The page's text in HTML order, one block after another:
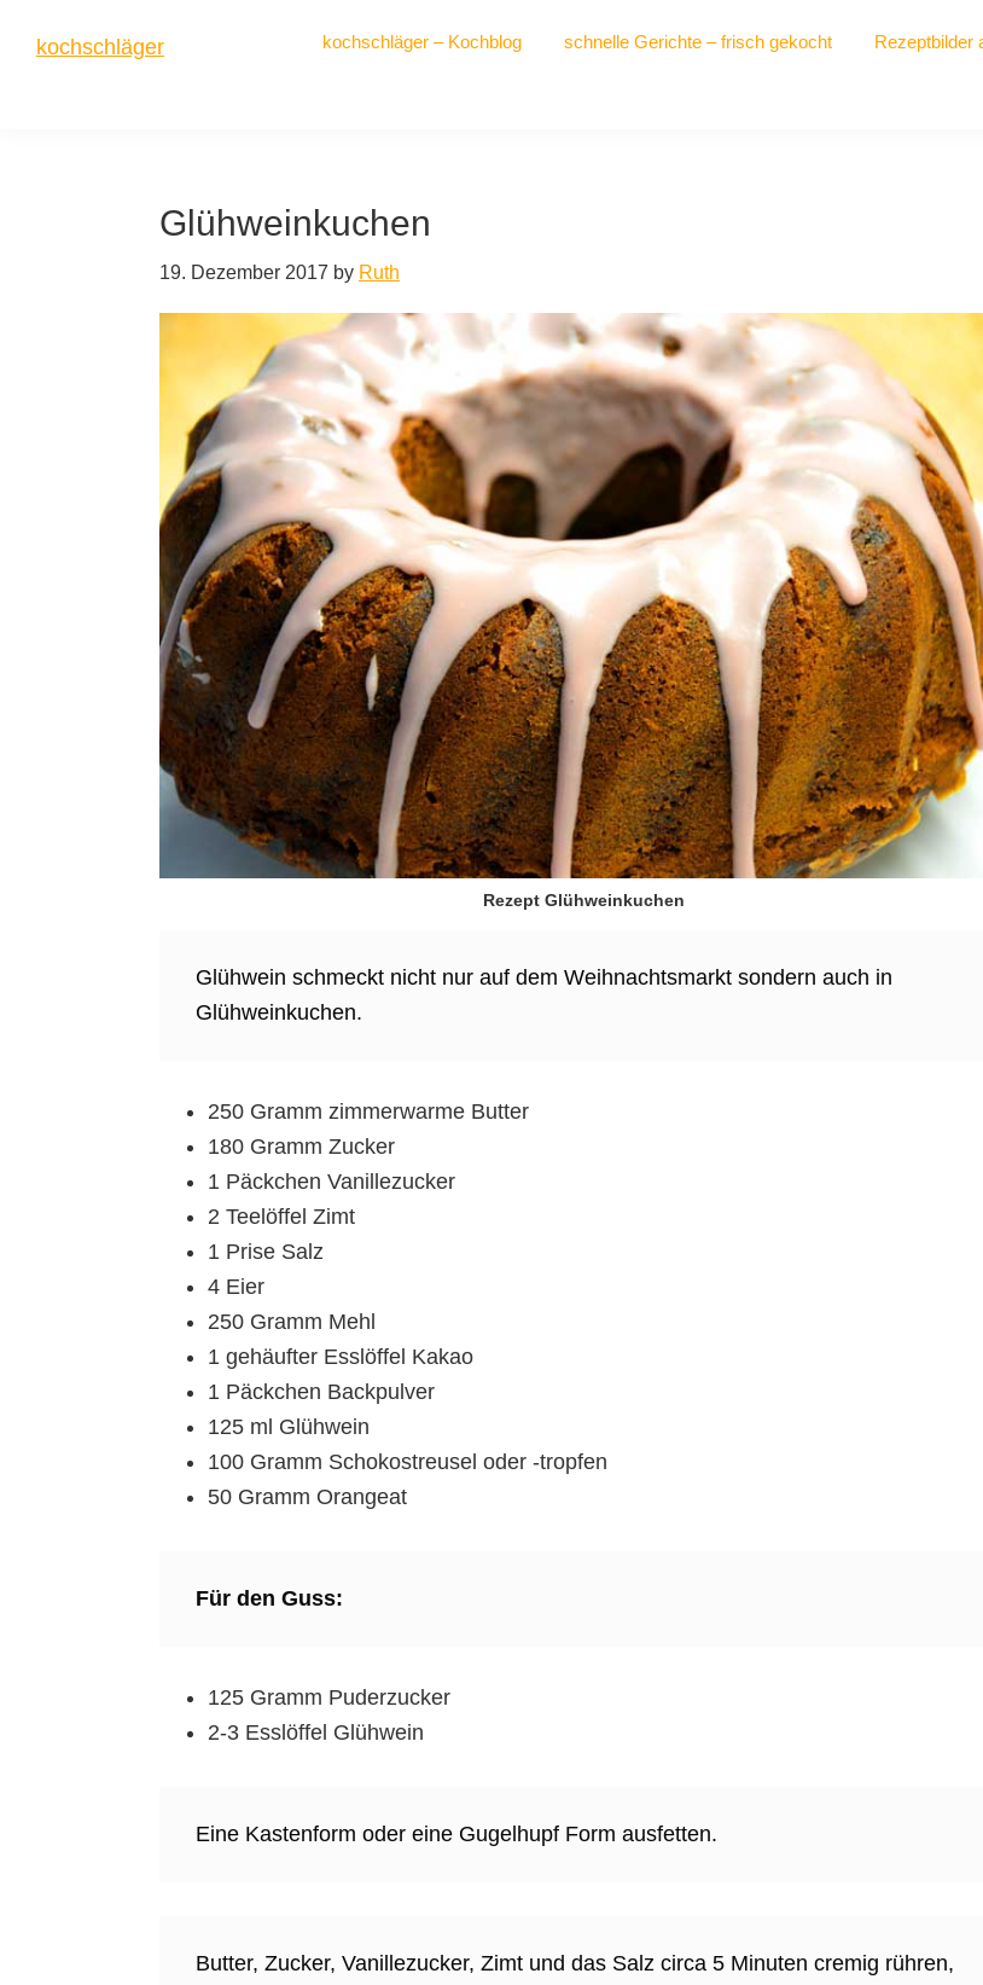
Hauptnavigation
Inhalt
Seitenspalte
kochschläger kochschläger – Kochblog schnelle Gerichte – frisch gekocht Rezeptbilder
Glühweinkuchen
19. Dezember 2017 by Ruth
Rezept Glühweinkuchen
Glühwein schmeckt nicht nur auf dem Weihnachtsmarkt sondern auch in
Glühweinkuchen.
250 Gramm zimmerwarme Butter
180 Gramm Zucker
1 Päckchen Vanillezucker
2 Teelöffel Zimt
1 Prise Salz
4 Eier
250 Gramm Mehl
1 gehäufter Esslöffel Kakao
1 Päckchen Backpulver
125 ml Glühwein
100 Gramm Schokostreusel oder -tropfen
50 Gramm Orangeat
Für den Guss:
125 Gramm Puderzucker
2-3 Esslöffel Glühwein
Eine Kastenform oder eine Gugelhupf Form ausfetten.
Butter, Zucker, Vanillezucker, Zimt und das Salz circa 5 Minuten cremig rühren,